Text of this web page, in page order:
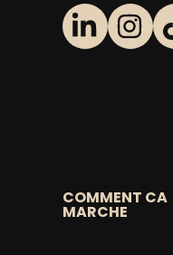
COMMENT CA
MARCHE